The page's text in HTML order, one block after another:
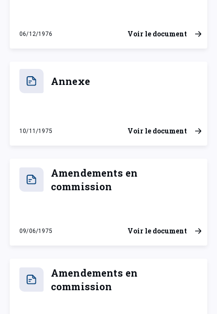
06/12/1976
lundi 6 décembre 1976
Voir le document
Annexe
10/11/1975
lundi 10 novembre 1975
Voir le document
Amendements en
commission
09/06/1975
lundi 9 juin 1975
Voir le document
Amendements en
commission